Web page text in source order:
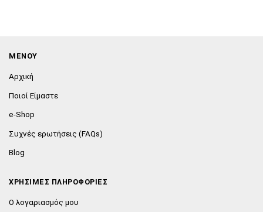
ΜΕΝΟΥ
Αρχική
Ποιοί Είμαστε
e-Shop
Συχνές ερωτήσεις (FAQs)
Blog
ΧΡΗΣΙΜΕΣ ΠΛΗΡΟΦΟΡΙΕΣ
Ο λογαριασμός μου